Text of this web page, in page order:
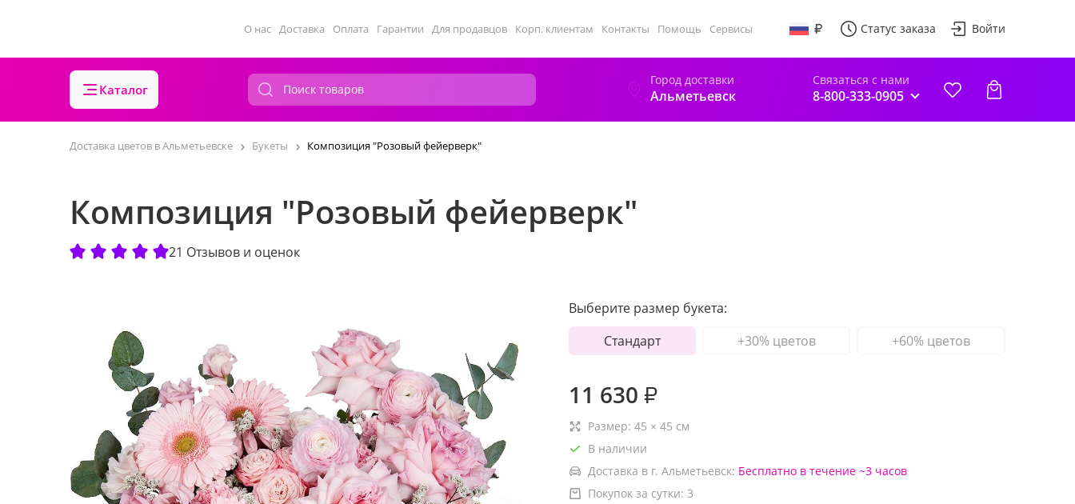
О нас Доставка Оплата Гарантии Для продавцов Корп. клиентам Контакты Помощь Сервисы Статус заказа Войти
Каталог
Город доставки
Альметьевск
Связаться с нами
8-800-333-0905
Доставка цветов в Альметьевске Букеты Композиция "Розовый фейерверк"
Композиция "Розовый фейерверк"
21 Отзывов и оценок
Выберите размер букета:
Стандарт
+30% цветов +60% цветов
11 630 ₽
Размер: 45 × 45 см
В наличии
Доставка в г. Альметьевск: Бесплатно в течение ~3 часов
Покупок за сутки: 3